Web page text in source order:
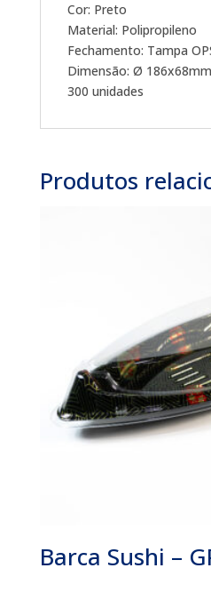
Cor: Preto
Material: Polipropileno
Fechamento: Tampa
Dimensão: Ø 186x68mm
300 unidades
Produtos
Barca Sushi –